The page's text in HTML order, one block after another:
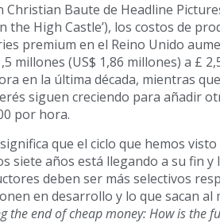
Christian Baute de Headline
the High Castle’), los costos de
premium en el Reino Unido
millones (US$ 1,86 millones) a £
en la última década, mientras
siguen creciendo para añadir
por hora.
que el ciclo que hemos
siete años está llegando a su fin y
deben ser más selectivos
en desarrollo y lo que sacan al
the end of cheap money: How is the